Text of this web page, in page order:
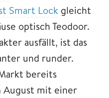
Smart Lock gleicht
optisch Teodoor.
ausfällt, ist das
und runder.
bereits
August mit einer